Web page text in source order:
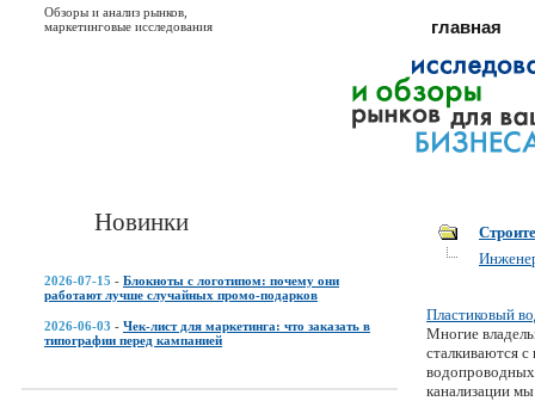
Обзоры и анализ рынков,
маркетинговые исследования
главная
Новинки
2026-07-15 - Блокноты с логотипом: почему они
работают лучше случайных промо-подарков
2026-06-03 - Чек-лист для маркетинга: что заказать в
типографии перед кампанией
Пластиковый
Многие
сталкиваются
канализации